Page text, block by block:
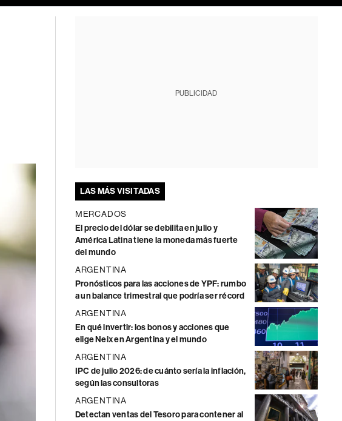
PUBLICIDAD
LAS MÁS VISITADAS
MERCADOS
El precio del dólar se debilita en julio y
América Latina tiene la moneda más fuerte
del mundo
ARGENTINA
Pronósticos para las acciones de YPF: rumbo
a un balance trimestral que podría ser récord
ARGENTINA
En qué invertir: los bonos y acciones que
elige Neix en Argentina y el mundo
ARGENTINA
IPC de julio 2026: de cuánto sería la inflación,
según las consultoras
ARGENTINA
Detectan ventas del Tesoro para contener al